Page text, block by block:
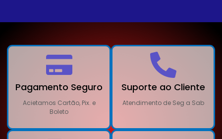
Pagamento Seguro
Acietamos Cartão, Pix. e
Boleto
Suporte ao Cliente
Atendimento de Seg a Sab